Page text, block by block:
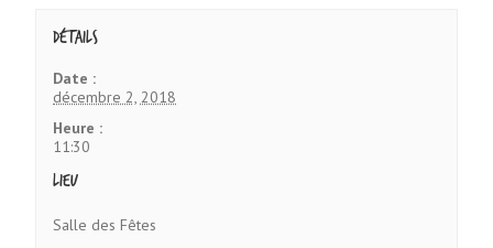
Détails
Date :
décembre 2, 2018
Heure :
11:30
Lieu
Salle des Fêtes